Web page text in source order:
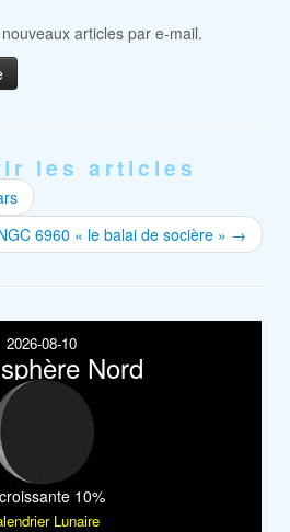
articles par e-mail.
les articles
6960 « le balai de socière » →
2026-08-10
Nord
10%
Lunaire